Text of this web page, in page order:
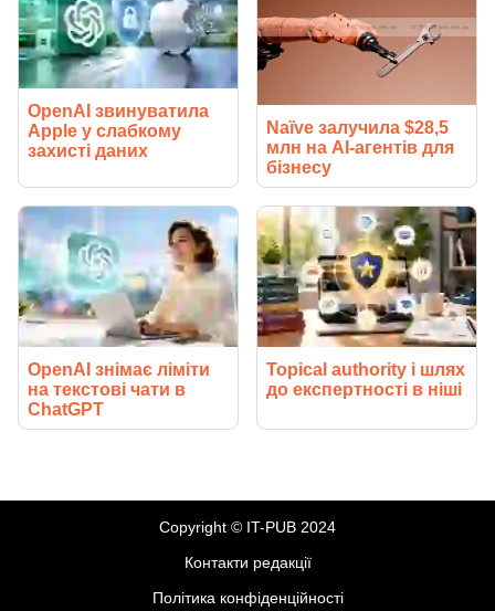
OpenAI звинуватила
Apple у слабкому
захисті даних
Naïve залучила $28,5
млн на AI-агентів для
бізнесу
OpenAI знімає ліміти
на текстові чати в
ChatGPT
Topical authority і шлях
до експертності в ніші
Copyright © IT-PUB 2024
Контакти редакції
Політика конфіденційності